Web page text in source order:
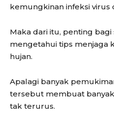
kemungkinan infeksi virus
Maka dari itu, penting
mengetahui tips menjaga
hujan.
Apalagi banyak
tersebut membuat
tak terurus.